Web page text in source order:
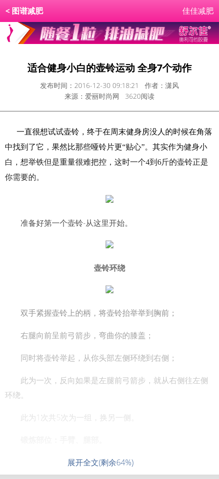
< 图谱减肥 佳佳减肥
适合健身小白的壶铃运动 全身7个动作
发布时间：2016-12-30 09:18:21 作者：潇风
来源：爱丽时尚网 3620阅读
一直很想试试壶铃，终于在周末健身房没人的时候在角落
中找到了它，果然比那些哑铃片更“贴心”。其实作为健身小
白，想举铁但是重量很难把控，这时一个4到6斤的壶铃正是
你需要的。
准备好第一个壶铃-从这里开始。
壶铃环绕
双手紧握壶铃上的柄，将壶铃抬举举到胸前；
右腿向前呈前弓箭步，弯曲你的膝盖；
同时将壶铃举起，从你头部左侧环绕到右侧；
此为一次，反向如果是左腿前弓箭步，就从右侧往左侧
环绕。
此为1次共5次为一组，换另一侧。
展开全文(剩余64%)